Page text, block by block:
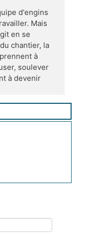
d'engins
Mais
en se
chantier, la
à
soulever
à devenir